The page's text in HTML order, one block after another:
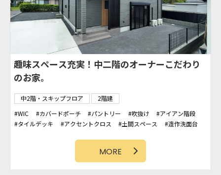
趣味スペース充実！中二階のオーナーこだわり
のお家。
中2階・スキップフロア
2階建
WIC
カバードポーチ パントリー 吹抜け
アイアン階段
タイルデッキ
アクセントクロス 土間スペース
造作洗面台
MORE